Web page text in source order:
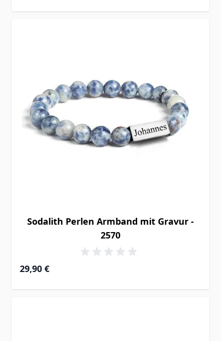
Sodalith Perlen Armband mit Gravur -
2570
29,90 €